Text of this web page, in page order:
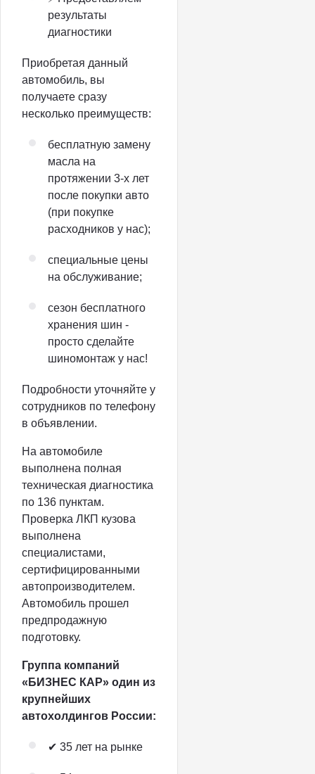
результаты
диагностики
Приобретая данный
автомобиль, вы
получаете сразу
несколько преимуществ:
бесплатную замену
масла на
протяжении 3-х лет
после покупки авто
(при покупке
расходников у нас);
специальные цены
на обслуживание;
сезон бесплатного
хранения шин -
просто сделайте
шиномонтаж у нас!
Подробности уточняйте у
сотрудников по телефону
в объявлении.
На автомобиле
выполнена полная
техническая диагностика
по 136 пунктам.
Проверка ЛКП кузова
выполнена
специалистами,
сертифицированными
автопроизводителем.
Автомобиль прошел
предпродажную
подготовку.
Группа компаний
«БИЗНЕС КАР» один из
крупнейших
автохолдингов России:
✔ 35 лет на рынке